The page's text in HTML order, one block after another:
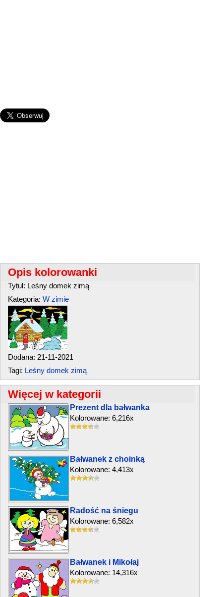
Opis kolorowanki
Tytul: Leśny domek zimą
Kategoria: W zimie
Dodana: 21-11-2021
Tagi: Leśny domek zimą
Więcej w kategorii
Prezent dla bałwanka
Kolorowane: 6,216x
Bałwanek z choinką
Kolorowane: 4,413x
Radość na śniegu
Kolorowane: 6,582x
Bałwanek i Mikołaj
Kolorowane: 14,316x